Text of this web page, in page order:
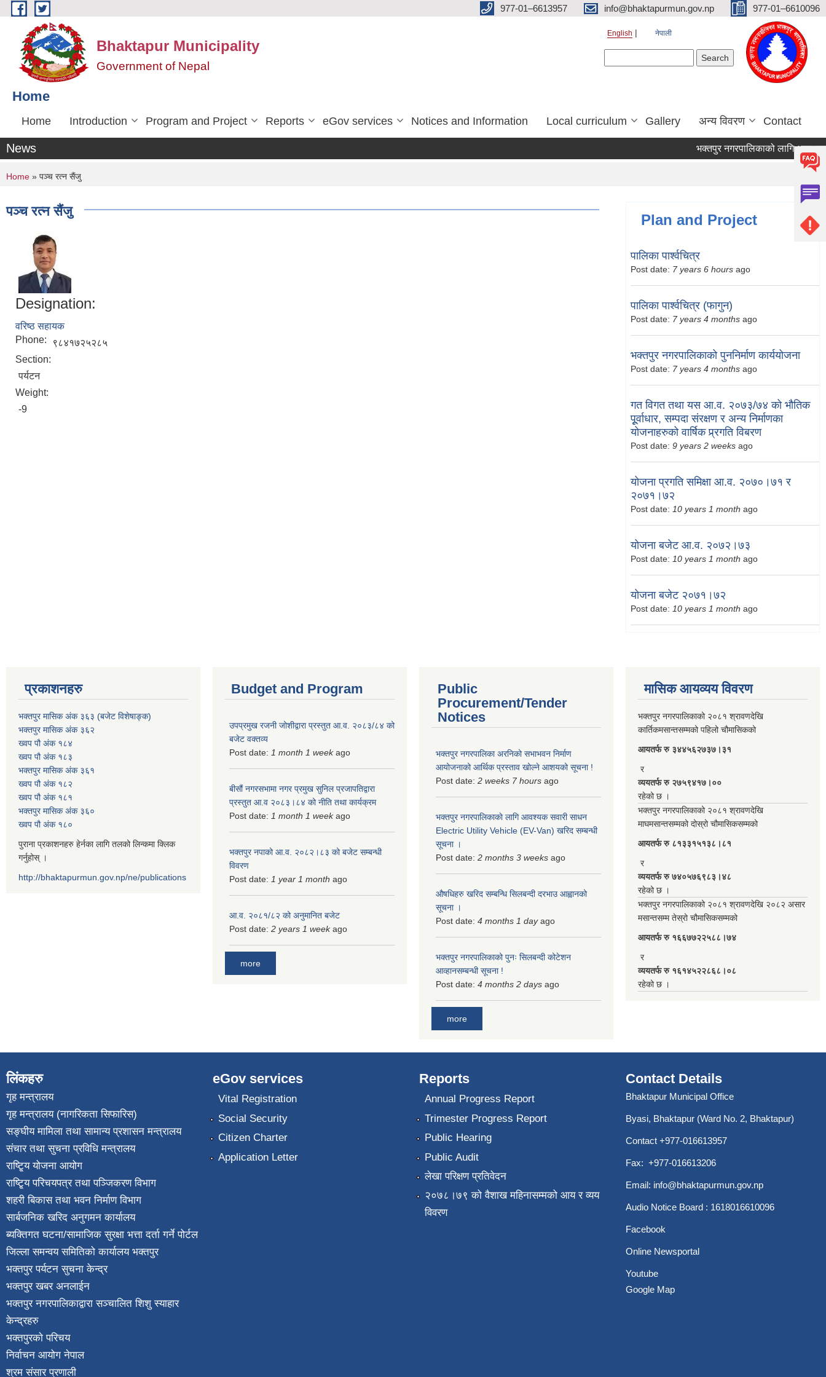
Skip to main content 977-01–6613957 info@bhaktapurmun.gov.np 977-01–6610096
Bhaktapur Municipality
Government of Nepal
English नेपाली
Home
Home Introduction Program and Project Reports eGov services Notices and Information Local curriculum Gallery अन्य विवरण Contact
News भक्तपुर नगरपालिकाको लागि आवश्यक
You are here
Home » पञ्च रत्न सैंजु
पञ्च रत्न सैंजु
Designation:
वरिष्ठ सहायक
Phone:
९८४१७२५२८५
Section:
पर्यटन
Weight:
-9
Plan and Project
पालिका पार्श्वचित्र
Post date: 7 years 6 hours ago
पालिका पार्श्वचित्र (फागुन)
Post date: 7 years 4 months ago
भक्तपुर नगरपालिकाको पुननिर्माण कार्ययोजना
Post date: 7 years 4 months ago
गत विगत तथा यस आ.व. २०७३/७४ को भौतिक
पूूर्वाधार, सम्पदा संरक्षण र अन्य निर्माणका
योजनाहरुको वार्षिक प्र्रगति विबरण
Post date: 9 years 2 weeks ago
योजना प्रगति समिक्षा आ.व. २०७०।७१ र
२०७१।७२
Post date: 10 years 1 month ago
योजना बजेट आ.व. २०७२।७३
Post date: 10 years 1 month ago
योजना बजेट २०७१।७२
Post date: 10 years 1 month ago
प्रकाशनहरु
भक्तपुर मासिक अंक ३६३ (बजेट विशेषाङ्क)
भक्तपुर मासिक अंक ३६२
ख्वप पौ अंक १८४
ख्वप पौ अंक १८३
भक्तपुर मासिक अंक ३६१
ख्वप पौ अंक १८२
ख्वप पौ अंक १८१
भक्तपुर मासिक अंक ३६०
ख्वप पौ अंक १८०
पुराना प्रकाशनहरु हेर्नका लागि तलको लिन्कमा क्लिक
गर्नुहोस् ।
http://bhaktapurmun.gov.np/ne/publications
Budget and Program
उपप्रमुख रजनी जोशीद्वारा प्रस्तुत आ.व. २०८३/८४ को
बजेट वक्तव्य
Post date: 1 month 1 weekago
बीसौं नगरसभामा नगर प्रमुख सुनिल प्रजापतिद्वारा
प्रस्तुत आ.व‍ २०८३।८४ को नीति तथा कार्यक्रम
Post date: 1 month 1 weekago
भक्तपुर नपाको आ.व. २०८२।८३ को बजेट सम्बन्धी
विवरण
Post date: 1 year 1 month ago
आ.व. २०८१/८२ को अनुमानित बजेट
Post date: 2 years 1 weekago
more
Public
Procurement/Tender
Notices
भक्तपुर नगरपालिका अरनिको सभाभवन निर्माण
आयोजनाको आर्थिक प्रस्ताव खोल्ने आशयको सूचना !
Post date: 2 weeks 7 hours ago
भक्तपुर नगरपालिकाकाे लागि आवश्यक सवारी साधन
Electric Utility Vehicle (EV-Van) खरिद सम्बन्धी
सूचना ।
Post date: 2 months 3 weeks ago
औषधिहरु खरिद सम्बन्धि सिलबन्दी दरभाउ आह्वानको
सूचना ।
Post date: 4 months 1 dayago
भक्तपुर नगरपालिकाको पुनः सिलबन्दी कोटेशन
आव्हानसम्बन्धी सूचना !
Post date: 4 months 2 days ago
more
मासिक आयव्यय विवरण
भक्तपुर नगरपालिकाको २०८१ श्रावणदेखि
कार्तिकमसान्तसम्मको पहिलो चौमासिकको
आयतर्फ रु‌ ३४४५६२७३७।३१
र
व्ययतर्फ रु २७५९४१७।००
रहेको छ ।
भक्तपुर नगरपालिकाको २०८१ श्रावणदेखि
माघमसान्तसम्मको दोस्रो चौमासिकसम्मको
आयतर्फ रु‌ ८१३३१५१३८।८१
र
व्ययतर्फ रु ७४०५७६९८३।४८
रहेको छ ।
भक्तपुर नगरपालिकाको २०८१ श्रावणदेखि २०८२ असार
मसान्तसम्म तेस्रो चौमासिकसम्मको
आयतर्फ रु‌ १६६७७२२५८८।७४
र
व्ययतर्फ रु १६१४५२२८६८।०८
रहेको छ ।
लिंकहरु
गृह मन्त्रालय
गृह मन्त्रालय (नागरिकता सिफारिस)
सङ्घीय मामिला तथा सामान्य प्रशासन मन्त्रालय
संचार तथा सुचना प्रविधि मन्त्रालय
राष्टि्ृय योजना आयोग
राष्टि्ृय परिचयपत्र तथा पञ्जिकरण विभाग
शहरी बिकास तथा भवन निर्माण विभाग
सार्बजनिक खरिद अनुगमन कार्यालय
ब्यक्तिगत घटना/सामाजिक सुरक्षा भत्ता दर्ता गर्ने पोर्टल
जिल्ला समन्वय समितिको कार्यालय भक्तपुर
भक्तपुर पर्यटन सुचना केन्द्र
भक्तपुर खबर अनलाईन
भक्तपुर नगरपालिकाद्वारा सञ्चालित शिशु स्याहार
केन्द्रहरु
भक्तपुरकाे परिचय
निर्वाचन आयोग नेपाल
श्रम संसार प्रणाली
eGov services
Vital Registration
Social Security
Citizen Charter
Application Letter
Reports
Annual Progress Report
Trimester Progress Report
Public Hearing
Public Audit
लेखा परिक्षण प्रतिवेदन
२०७८।७९ को वैशाख महिनासम्मको आय र व्यय
विवरण
Contact Details
Bhaktapur Municipal Office
Byasi, Bhaktapur (Ward No. 2, Bhaktapur)
Contact +977-016613957
Fax: +977-016613206
Email: info@bhaktapurmun.gov.np
Audio Notice Board : 1618016610096
Facebook
Online Newsportal
Youtube
Google Map